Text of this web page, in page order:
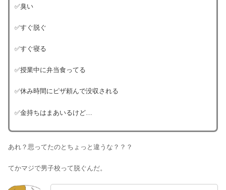
✅臭い
✅すぐ脱ぐ
✅すぐ寝る
✅授業中に弁当食ってる
✅休み時間にピザ頼んで没収される
✅金持ちはまあいるけど…
あれ？思ってたのとちょっと違うな？？？
てかマジで男子校って脱ぐんだ。